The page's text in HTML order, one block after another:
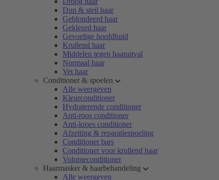
Dun & steil haar
Geblondeerd haar
Gekleurd haar
Gevoelige hoofdhuid
Krullend haar
Middelen tegen haaruitval
Normaal haar
Vet haar
Conditioner & spoelen
Alle weergeven
Kleurconditioner
Hydraterende conditioner
Anti-roos conditioner
Anti-kroes conditioner
Afzetting & reparatiespoeling
Conditioner bars
Conditioner voor krullend haar
Volumeconditioner
Haarmasker & haarbehandeling
Alle weergeven